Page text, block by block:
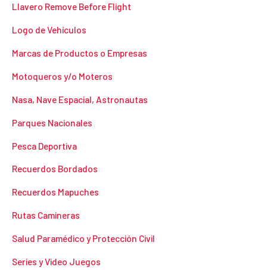
Llavero Remove Before Flight
Logo de Vehículos
Marcas de Productos o Empresas
Motoqueros y/o Moteros
Nasa, Nave Espacial, Astronautas
Parques Nacionales
Pesca Deportiva
Recuerdos Bordados
Recuerdos Mapuches
Rutas Camineras
Salud Paramédico y Protección Civil
Series y Video Juegos